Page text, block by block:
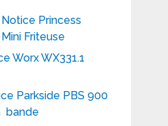
Notice Princess
Friteuse
Worx WX331.1
Parkside PBS 900
bande